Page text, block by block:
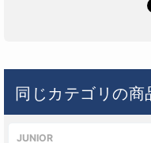
同じカテゴリの商
JUNIOR